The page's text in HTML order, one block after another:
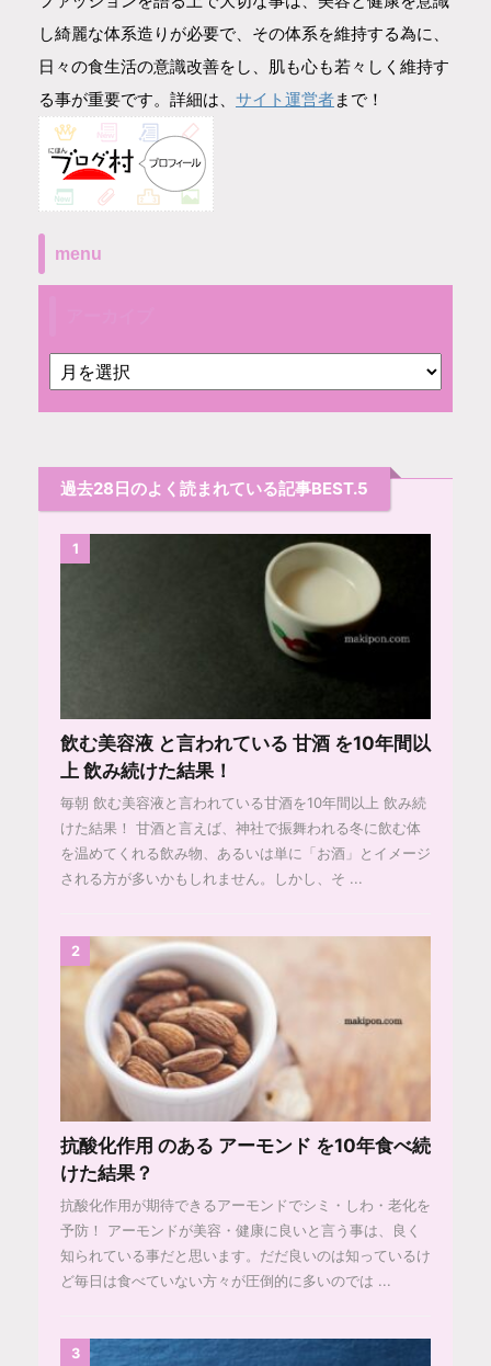
し綺麗な体系造りが必要で、その体系を維持する為に、
日々の食生活の意識改善をし、肌も心も若々しく維持す
る事が重要です。詳細は、 サイト運営者まで！
menu
過去28日のよく読まれている記事BEST.5
1
飲む美容液 と言われている 甘酒 を10年間以
上 飲み続けた結果！
毎朝 飲む美容液と言われている甘酒を10年間以上 飲み続
けた結果！ 甘酒と言えば、神社で振舞われる冬に飲む体
を温めてくれる飲み物、あるいは単に「お酒」とイメージ
される方が多いかもしれません。しかし、そ ...
2
抗酸化作用 のある アーモンド を10年食べ続
けた結果？
抗酸化作用が期待できるアーモンドでシミ・しわ・老化を
予防！ アーモンドが美容・健康に良いと言う事は、良く
知られている事だと思います。だだ良いのは知っているけ
ど毎日は食べていない方々が圧倒的に多いのでは ...
3